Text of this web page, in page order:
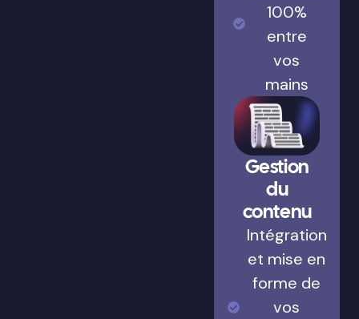
100%
entre
vos
mains
Gestion
du
contenu
Intégration
et mise en
forme de
vos